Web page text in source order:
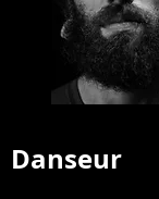
Danseur